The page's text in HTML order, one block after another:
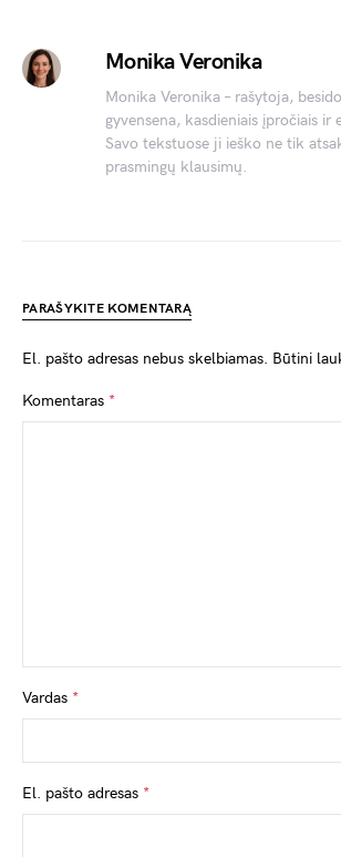
Monika Veronika
Monika Veronika – rašytoja,
gyvensena, kasdieniais įpročiais ir
Savo tekstuose ji ieško ne tik
prasmingų klausimų.
PARAŠYKITE KOMENTARĄ
El. pašto adresas nebus skelbiamas. Būtini
Komentaras *
Vardas *
El. pašto adresas *